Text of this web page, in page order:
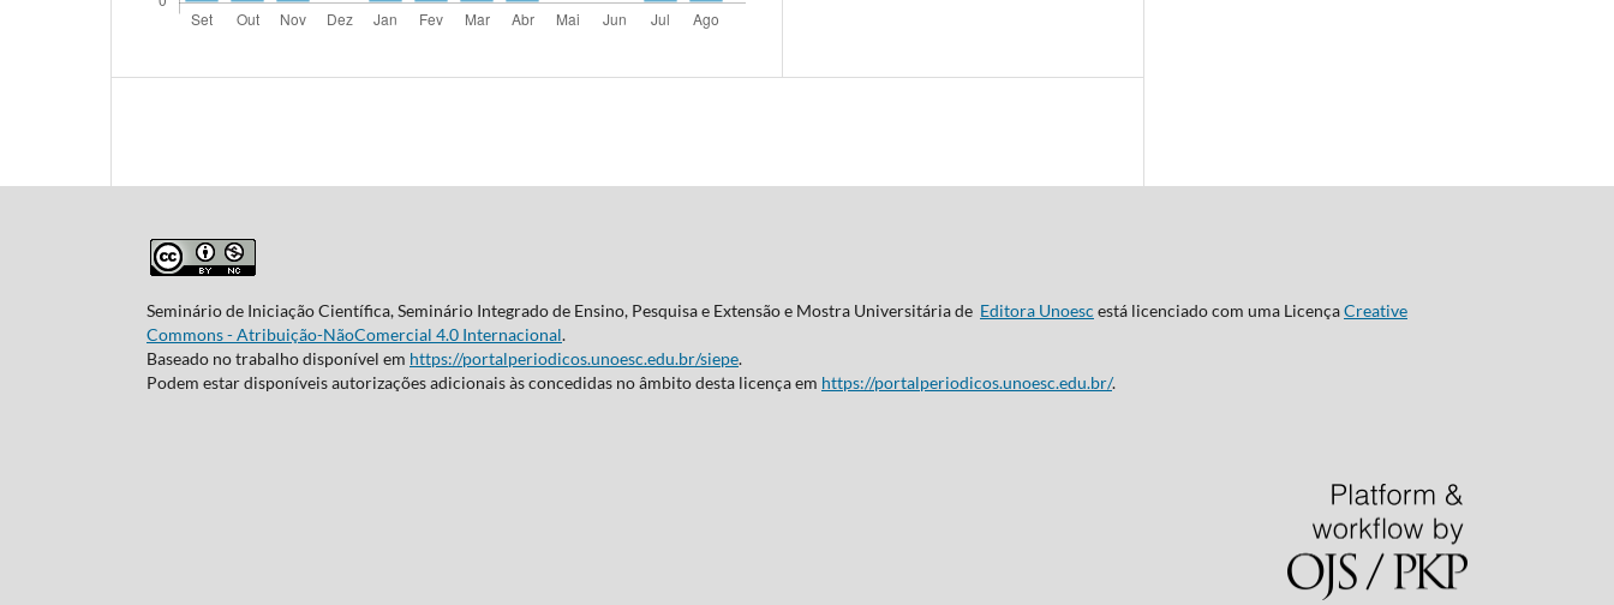
Seminário de Iniciação Científica, Seminário Integrado de Ensino, Pesquisa e Extensão e Mostra Universitária de Editora Unoesc está licenciado com uma LicençaCreative
Commons - Atribuição-NãoComercial 4.0 Internacional.
Baseado no trabalho disponível em https://portalperiodicos.unoesc.edu.br/siepe.
Podem estar disponíveis autorizações adicionais às concedidas no âmbito desta licença em https://portalperiodicos.unoesc.edu.br/.